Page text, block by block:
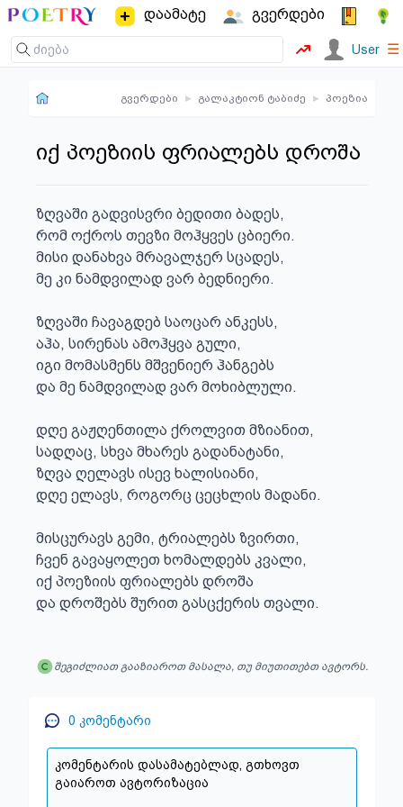
დაამატე გვერდები
User ☰
გვერდები ▸ გალაკტიონ ტაბიძე ▸ პოეზია
იქ პოეზიის ფრიალებს დროშა
ზღვაში გადვისვრი ბედითი ბადეს,
რომ ოქროს თევზი მოჰყვეს ცბიერი.
მისი დანახვა მრავალჯერ სცადეს,
მე კი ნამდვილად ვარ ბედნიერი.
ზღვაში ჩავაგდებ საოცარ ანკესს,
აჰა, სირენას ამოჰყვა გული,
იგი მომასმენს მშვენიერ ჰანგებს
და მე ნამდვილად ვარ მოხიბლული.
დღე გაჟღენთილა ქროლვით მზიანით,
სადღაც, სხვა მხარეს გადანატანი,
ზღვა ღელავს ისევ ხალისიანი,
დღე ელავს, როგორც ცეცხლის მადანი.
მისცურავს გემი, ტრიალებს ზვირთი,
ჩვენ გავაყოლეთ ხომალდებს კვალი,
იქ პოეზიის ფრიალებს დროშა
და დროშებს შურით გასცქერის თვალი.
შეგიძლიათ გააზიაროთ მასალა, თუ მიუთითებთ ავტორს.
0 კომენტარი